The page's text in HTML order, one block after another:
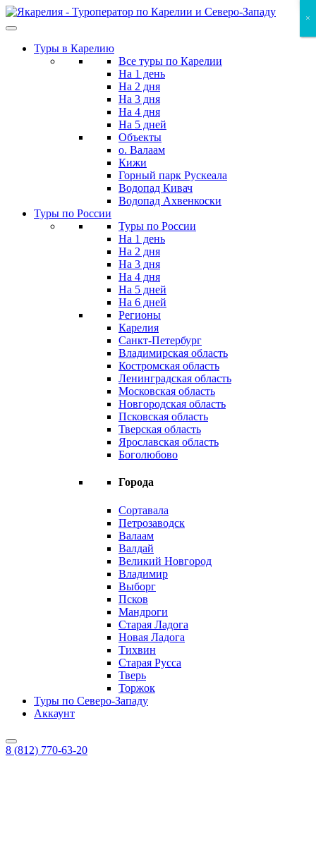
Skip
to
contentТуры в Карелию
Все туры по Карелии
На 1 день
На 2 дня
На 3 дня
На 4 дня
На 5 дней
Объекты
о. Валаам
Кижи
Горный парк Рускеала
Водопад Кивач
Водопад Ахвенкоски
Туры по России
Туры по России
На 1 день
На 2 дня
На 3 дня
На 4 дня
На 5 дней
На 6 дней
Регионы
Карелия
Санкт-Петербург
Владимирская область
Костромская область
Ленинградская область
Московская область
Новгородская область
Псковская область
Тверская область
Ярославская область
Боголюбово
Города
Сортавала
Петрозаводск
Валаам
Валдай
Великий Новгород
Владимир
Выборг
Псков
Мандроги
Старая Ладога
Новая Ладога
Тихвин
Старая Русса
Тверь
Торжок
Туры по Северо-Западу
Аккаунт
8 (812) 770-63-20
×
×
×